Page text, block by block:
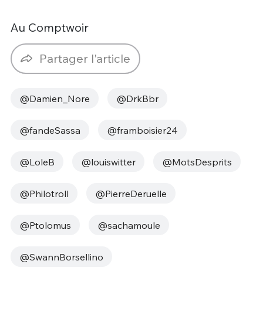
Au Comptwoir
Partager l'article
@Damien_Nore @DrkBbr
@fandeSassa @framboisier24
@LoleB @louiswitter @MotsDesprits
@Philotroll @PierreDeruelle
@Ptolomus @sachamoule
@SwannBorsellino